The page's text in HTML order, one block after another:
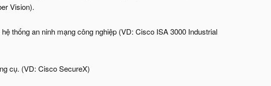
Vision).
thống an ninh mạng công nghiệp (VD: Cisco ISA 3000 Industrial
cụ. (VD: Cisco SecureX)